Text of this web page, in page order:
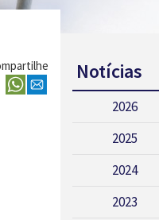
Notícias
2026
2025
2024
2023